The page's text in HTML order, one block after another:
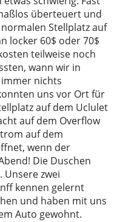
überteuert und
Stellplatz auf
locker 60$ oder 70$
teilweise noch
wann wir in
nichts
uns vor Ort für
auf dem Uclulet
auf dem Overflow
auf dem
wenn der
Die Duschen
zwei
kennen gelernt
und haben mit uns
Auto gewohnt.